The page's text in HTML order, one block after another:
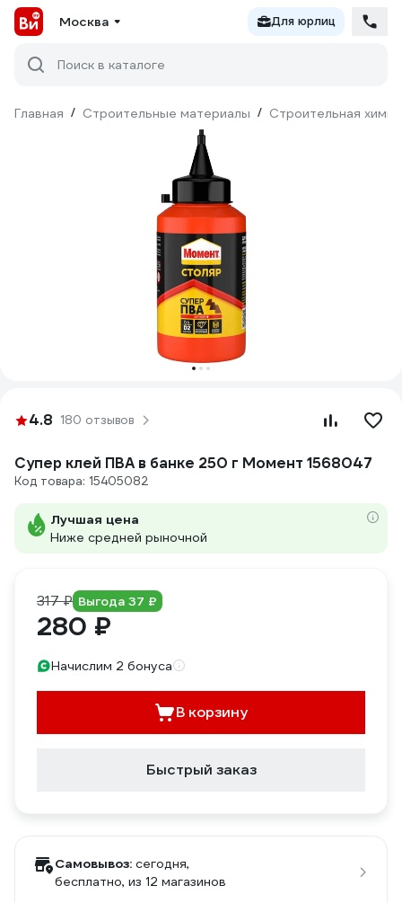
Москва Для юрлиц
Поиск в каталоге
Главная / Строительные материалы / Строительная химия
4.8 180 отзывов
Супер клей ПВА в банке 250 г Момент 1568047
Код товара: 15405082
Лучшая цена
Ниже средней рыночной
317 ₽ Выгода 37 ₽
280 ₽
Начислим 2 бонуса
В корзину
Быстрый заказ
Самовывоз: сегодня,
бесплатно, из 12 магазинов